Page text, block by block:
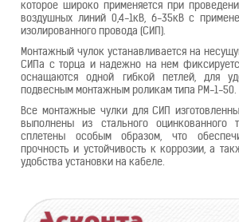
которое широко применяется при
воздушных линий 0,4-1кВ, 6-35кВ с
изолированного провода (СИП).
Монтажный чулок устанавливается на
СИПа с торца и надежно на нем
оснащаются одной гибкой петлей, для
подвесным монтажным роликам типа РМ-1-50.
Все монтажные чулки для СИП
выполнены из стального оцинкованного
сплетены особым образом, что
прочность и устойчивость к коррозии, а
удобства установки на кабеле.